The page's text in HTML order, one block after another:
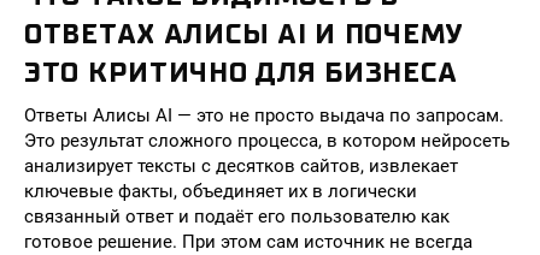
ОТВЕТАХ АЛИСЫ AI И ПОЧЕМУ
ЭТО КРИТИЧНО ДЛЯ БИЗНЕСА
Ответы Алисы AI — это не просто выдача по запросам.
Это результат сложного процесса, в котором нейросеть
анализирует тексты с десятков сайтов, извлекает
ключевые факты, объединяет их в логически
связанный ответ и подаёт его пользователю как
готовое решение. При этом сам источник не всегда